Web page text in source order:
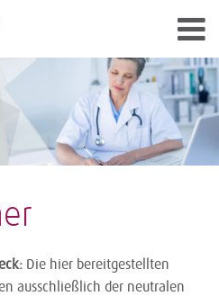
Die hier bereitgestellten
ausschließlich der neutralen